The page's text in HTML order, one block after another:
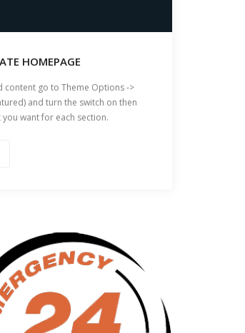
HOMEPAGE
content go to Theme Options ->
and turn the switch on then
want for each section.